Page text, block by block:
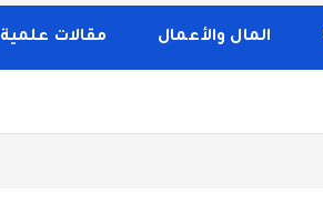
بالأمومة والعناية الشخصية.
المال والأعمال مقالات علمية